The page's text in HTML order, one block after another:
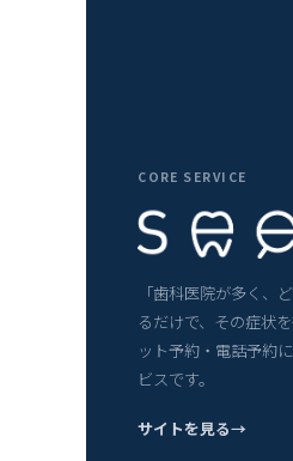
CORE SERVICE
「歯科医院が多く、
るだけで、その症状
ット予約・電話予約
ビスです。
サイトを見る